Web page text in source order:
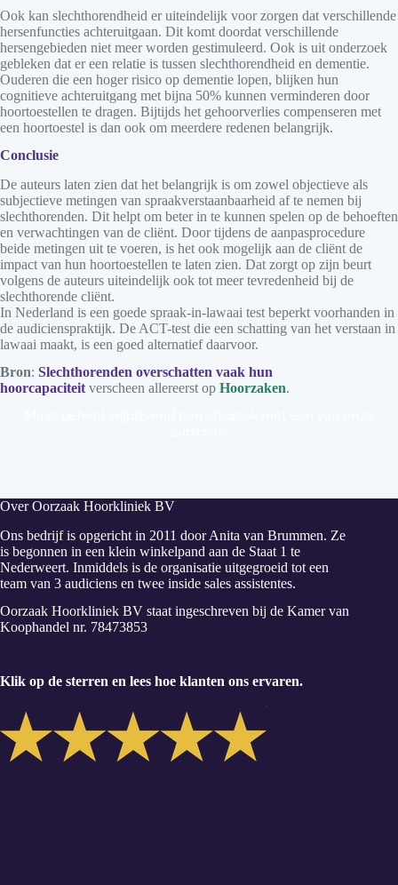
Ook kan slechthorendheid er uiteindelijk voor zorgen dat verschillende
hersenfuncties achteruitgaan. Dit komt doordat verschillende
hersengebieden niet meer worden gestimuleerd. Ook is uit onderzoek
gebleken dat er een relatie is tussen slechthorendheid en dementie.
Ouderen die een hoger risico op dementie lopen, blijken hun
cognitieve achteruitgang met bijna 50% kunnen verminderen door
hoortoestellen te dragen. Bijtijds het gehoorverlies compenseren met
een hoortoestel is dan ook om meerdere redenen belangrijk.
Conclusie
De auteurs laten zien dat het belangrijk is om zowel objectieve als
subjectieve metingen van spraakverstaanbaarheid af te nemen bij
slechthorenden. Dit helpt om beter in te kunnen spelen op de behoeften
en verwachtingen van de cliënt. Door tijdens de aanpasprocedure
beide metingen uit te voeren, is het ook mogelijk aan de cliënt de
impact van hun hoortoestellen te laten zien. Dat zorgt op zijn beurt
volgens de auteurs uiteindelijk ook tot meer tevredenheid bij de
slechthorende cliënt.
In Nederland is een goede spraak-in-lawaai test beperkt voorhanden in
de audicienspraktijk. De ACT-test die een schatting van het verstaan in
lawaai maakt, is een goed alternatief daarvoor.
Bron: Slechthorenden overschatten vaak hun
hoorcapaciteit verscheen allereerst op Hoorzaken.
Over Oorzaak Hoorkliniek BV
Ons bedrijf is opgericht in 2011 door Anita van Brummen. Ze
is begonnen in een klein winkelpand aan de Staat 1 te
Nederweert. Inmiddels is de organisatie uitgegroeid tot een
team van 3 audiciens en twee inside sales assistentes.
Oorzaak Hoorkliniek BV staat ingeschreven bij de Kamer van
Koophandel nr. 78473853
Klik op de sterren en lees hoe klanten ons ervaren.